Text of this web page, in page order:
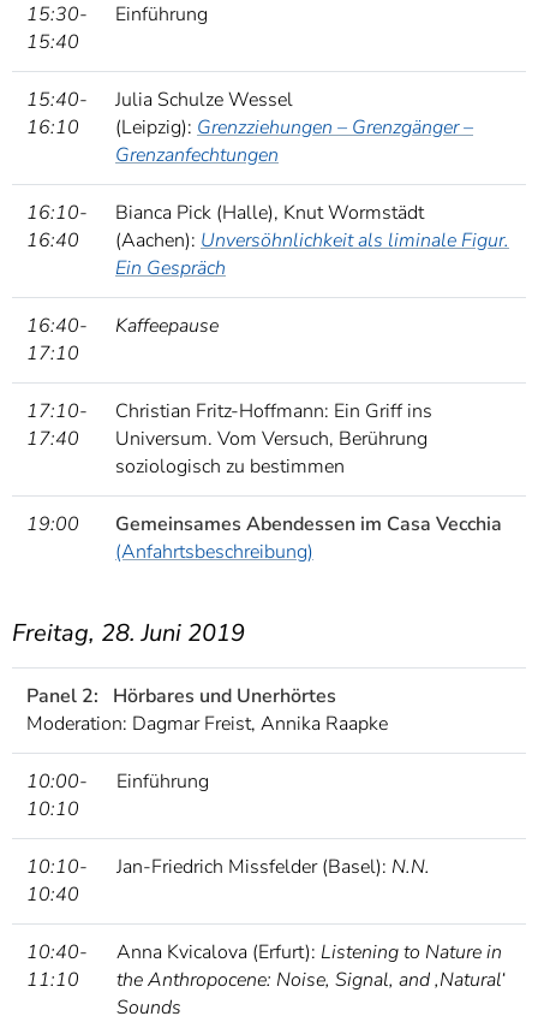
15:30-
15:40
Einführung
15:40-
16:10
Julia Schulze Wessel
(Leipzig): Grenzziehungen – Grenzgänger –
Grenzanfechtungen
16:10-
16:40
Bianca Pick (Halle), Knut Wormstädt
(Aachen): Unversöhnlichkeit als liminale Figur.
Ein Gespräch
16:40-
17:10
Kaffeepause
17:10-
17:40
Christian Fritz-Hoffmann: Ein Griff ins
Universum. Vom Versuch, Berührung
soziologisch zu bestimmen
19:00
Gemeinsames Abendessen im Casa Vecchia
(Anfahrtsbeschreibung)
Freitag, 28. Juni 2019
Panel 2:
Hörbares und Unerhörtes
Moderation: Dagmar Freist, Annika Raapke
10:00-
10:10
Einführung
10:10-
10:40
Jan-Friedrich Missfelder (Basel): N.N.
10:40-
11:10
Anna Kvicalova (Erfurt): Listening to Nature in
the Anthropocene: Noise, Signal, and ‚Natural‘
Sounds